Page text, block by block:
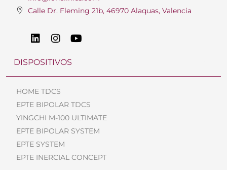
Calle Dr. Fleming 21b, 46970 Alaquas, Valencia
DISPOSITIVOS
HOME TDCS
EPTE BIPOLAR TDCS
YINGCHI M-100 ULTIMATE
EPTE BIPOLAR SYSTEM
EPTE SYSTEM
EPTE INERCIAL CONCEPT